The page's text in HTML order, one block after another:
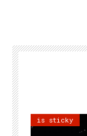
is sticky